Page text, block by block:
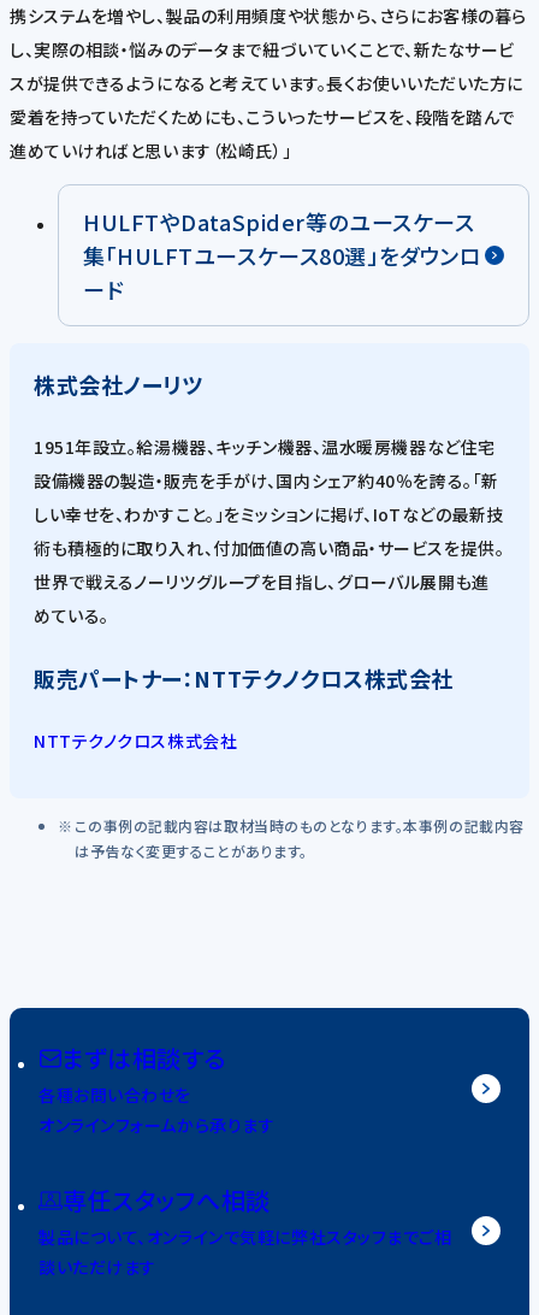
携システムを増やし、製品の利用頻度や状態から、さらにお客様の暮ら
し、実際の相談・悩みのデータまで紐づいていくことで、新たなサービ
スが提供できるようになると考えています。長くお使いいただいた方に
愛着を持っていただくためにも、こういったサービスを、段階を踏んで
進めていければと思います（松崎氏）」
HULFTやDataSpider等のユースケース
集「HULFTユースケース80選」をダウンロ
ード
株式会社ノーリツ
1951年設立。給湯機器、キッチン機器、温水暖房機器など住宅
設備機器の製造・販売を手がけ、国内シェア約40％を誇る。「新
しい幸せを、わかすこと。」をミッションに掲げ、IoTなどの最新技
術も積極的に取り入れ、付加価値の高い商品・サービスを提供。
世界で戦えるノーリツグループを目指し、グローバル展開も進
めている。
販売パートナー：NTTテクノクロス株式会社
NTTテクノクロス株式会社
この事例の記載内容は取材当時のものとなります。本事例の記載内容
は予告なく変更することがあります。
まずは相談する
各種お問い合わせを
オンラインフォームから承ります
専任スタッフへ相談
製品について、オンラインで気軽に弊社スタッフまでご相
談いただけます